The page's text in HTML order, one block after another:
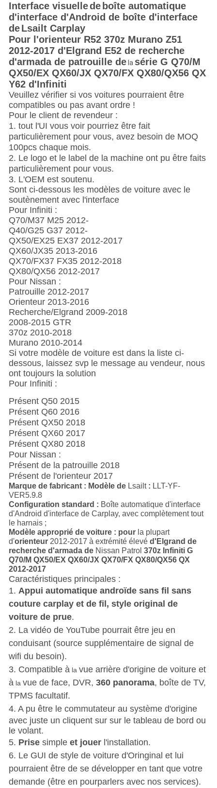
Interface visuellede boîte automatique
d'interface d'Android de boîte d'interface
deLsailt Carplay
Pour l'orienteur R52 370z Murano Z51
2012-2017 d'Elgrand E52 de recherche
d'armada de patrouilledela série G Q70/M
QX50/EX QX60/JX QX70/FX QX80/QX56 QX
Y62d'Infiniti
Veuillez vérifier si vos voitures pourraient être
compatibles ou pas avant ordre !
Pour le client de revendeur :
1. tout l'UI vous voir pourriez être fait
particulièrement pour vous, avez besoin de MOQ
100pcs chaque mois.
2. Le logo et le label de la machine ont pu être faits
particulièrement pour vous.
3. L'OEM est soutenu.
Sont ci-dessous les modèles de voiture avec le
soutènement avec l'interface
Pour Infiniti :
Q70/M37 M25 2012-
Q40/G25 G37 2012-
QX50/EX25 EX37 2012-2017
QX60/JX35 2013-2016
QX70/FX37 FX35 2012-2018
QX80/QX56 2012-2017
Pour Nissan :
Patrouille 2012-2017
Orienteur 2013-2016
Recherche/Elgrand 2009-2018
2008-2015 GTR
370z 2010-2018
Murano 2010-2014
Si votre modèle de voiture est dans la liste ci-
dessous, laissez svp le message au vendeur, nous
ont toujours la solution
Pour Infiniti :
Présent Q50 2015
Présent Q60 2016
Présent QX50 2018
Présent QX60 2017
Présent QX80 2018
Pour Nissan :
Présent de la patrouille 2018
Présent de l'orienteur 2017
Marque de fabricant : Modèle deLsailt : LLT-YF-
VER5.9.8
Configuration standard : Boîte automatique d'interface
d'Android d'interface de Carplay, avec complètement tout
le harnais ;
Modèle approprié de voiture : pourla plupart
d'orienteur2012-2017 à extrémité élevé d'Elgrand de
recherche d'armada deNissan Patrol 370z Infiniti G
Q70/M QX50/EX QX60/JX QX70/FX QX80/QX56 QX
2012-2017
Caractéristiques principales :
1. Appui automatique androïde sans fil sans
couture carplay et de fil, style original de
voiture de prue.
2. La vidéo de YouTube pourrait être jeu en
conduisant (source supplémentaire de signal de
wifi du besoin).
3. Compatible àla vue arrière d'origine de voiture et
àla vue de face, DVR, 360 panorama, boîte de TV,
TPMS facultatif.
4. A pu être le commutateur au système d'origine
avec juste un cliquent sur sur le tableau de bord ou
le volant.
5. Prisesimple et jouerl'installation.
6. Le GUI de style de voiture d'Oringinal et lui
pourraient être de se développer en tant que votre
demande (être en pourparlers avec nos services).